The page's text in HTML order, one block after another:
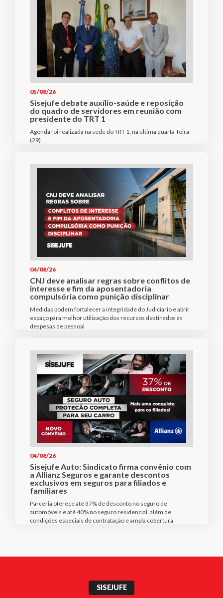
05/08/26
Sisejufe debate auxílio-saúde e reposição
do quadro de servidores em reunião com
presidente do TRT 1
Agenda foi realizada na sede do TRT 1, na última quarta-feira
(29)
04/08/26
CNJ deve analisar regras sobre conflitos de
interesse e fim da aposentadoria
compulsória como punição disciplinar
Medidas podem fortalecer a integridade do Judiciário e abrir
espaço para melhor utilização dos recursos destinados às
despesas de pessoal
04/08/26
Sisejufe Auto: Sindicato firma convênio com
a Allianz Seguros e garante descontos
exclusivos em seguros para filiados e
familiares
Parceria oferece até 37% de desconto no seguro de
automóveis e até 40% no seguro residencial, além de
condições especiais de contratação e ampla cobertura
SISEJUFE